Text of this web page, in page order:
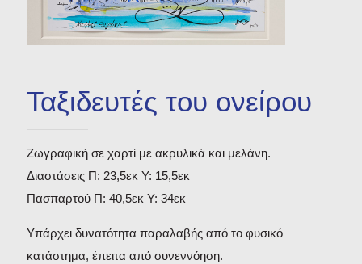
Η σκιά που έπαψε να
Ταξιδευτές του ονείρου
Ζωγραφική σε χαρτί με ακρυλικά και μελάνη.
Διαστάσεις Π: 23,5εκ Υ: 15,5εκ
Πασπαρτού Π: 40,5εκ Υ: 34εκ
Υπάρχει δυνατότητα παραλαβής από το φυσικό
κατάστημα, έπειτα από συνεννόηση.